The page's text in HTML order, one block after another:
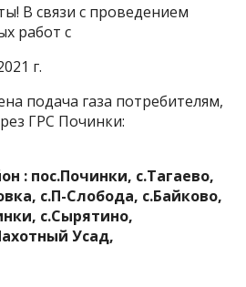
В связи с проведением
работ с
г.
подача газа потребителям,
ГРС Починки:
: пос.Починки, с.Тагаево,
с.П-Слобода, с.Байково,
с.Сырятино,
Усад,